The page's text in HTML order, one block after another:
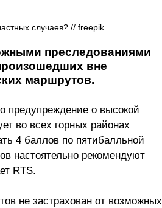
случаев? // freepik
преследованиями
вне
маршрутов.
предупреждение о высокой
во всех горных районах
4 баллов по пятибалльной
настоятельно рекомендуют
RTS.
не застрахован от возможных